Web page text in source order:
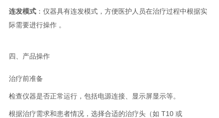
连发模式：仪器具有连发模式，方便医护人员在治疗过程中根据实
际需要进行操作 。
四、产品操作
治疗前准备
检查仪器是否正常运行，包括电源连接、显示屏显示等。
根据治疗需求和患者情况，选择合适的治疗头（如 T10 或